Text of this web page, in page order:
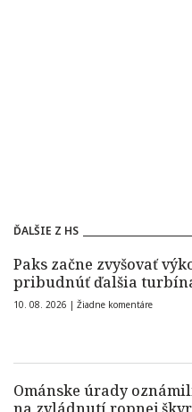
ĎALŠIE Z HS
Paks začne zvyšovať
pribudnúť ďalšia
10. 08. 2026 | Žiadne komentáre
Ománske úrady